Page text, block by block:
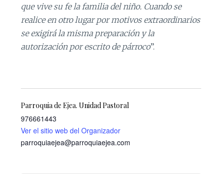
que vive su fe la familia del niño. Cuando se
realice en otro lugar por motivos extraordinarios
se exigirá la misma preparación y la
autorización por escrito de párroco”.
Parroquia de Ejea. Unidad Pastoral
976661443
Ver el sitio web del Organizador
parroquiaejea@parroquiaejea.com